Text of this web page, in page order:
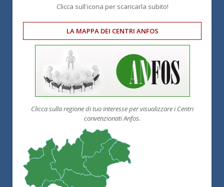
Clicca sull'icona per scaricarla subito!
LA MAPPA DEI CENTRI ANFOS
Clicca sulla regione di tuo interesse per visualizzare i Centri
convenzionati Anfos.